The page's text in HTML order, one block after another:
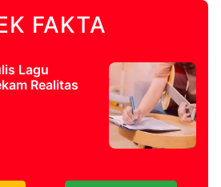
FAKTA
Lagu
Realitas